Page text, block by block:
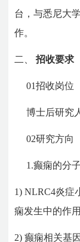
台，与悉尼大
作。
二、招收要求
01招收岗位
博士后研究
02研究方向
1.癫痫的分
1)NLRC4炎症
痫发生中的作
2)癫痫相关基